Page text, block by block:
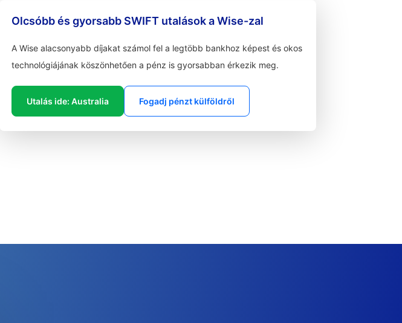
Olcsóbb és gyorsabb SWIFT utalások a Wise-zal
A Wise alacsonyabb díjakat számol fel a legtöbb bankhoz képest és okos
technológiájának köszönhetően a pénz is gyorsabban érkezik meg.
Utalás ide: Australia Fogadj pénzt külföldről